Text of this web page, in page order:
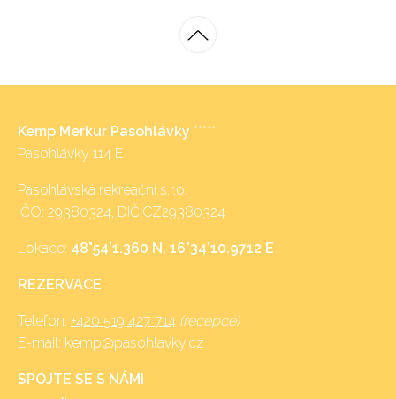
Kemp Merkur Pasohlávky *****
Pasohlávky 114 E
Pasohlávská rekreační s.r.o.
IČO: 29380324, DIČ:CZ29380324
Lokace: 48°54’1.360 N, 16°34’10.9712 E
REZERVACE
Telefon: +420 519 427 714 (recepce)
E-mail: kemp@pasohlavky.cz
SPOJTE SE S NÁMI